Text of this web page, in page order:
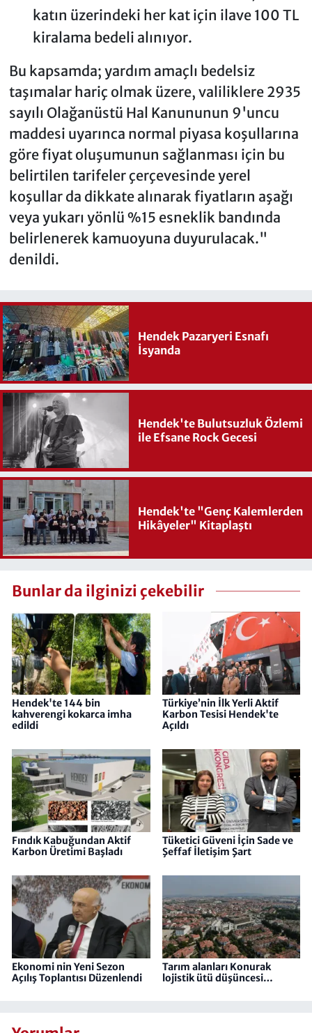
katın üzerindeki her kat için ilave 100 TL
kiralama bedeli alınıyor.
Bu kapsamda; yardım amaçlı bedelsiz
taşımalar hariç olmak üzere, valiliklere 2935
sayılı Olağanüstü Hal Kanununun 9'uncu
maddesi uyarınca normal piyasa koşullarına
göre fiyat oluşumunun sağlanması için bu
belirtilen tarifeler çerçevesinde yerel
koşullar da dikkate alınarak fiyatların aşağı
veya yukarı yönlü %15 esneklik bandında
belirlenerek kamuoyuna duyurulacak."
denildi.
Hendek Pazaryeri Esnafı
İsyanda
Hendek'te Bulutsuzluk Özlemi
ile Efsane Rock Gecesi
Hendek'te "Genç Kalemlerden
Hikâyeler" Kitaplaştı
Bunlar da ilginizi çekebilir
Hendek'te 144 bin
kahverengi kokarca imha
edildi
Türkiye’nin İlk Yerli Aktif
Karbon Tesisi Hendek'te
Açıldı
Fındık Kabuğundan Aktif
Karbon Üretimi Başladı
Tüketici Güveni İçin Sade ve
Şeffaf İletişim Şart
Ekonomi nin Yeni Sezon
Açılış Toplantısı Düzenlendi
Tarım alanları Konurak
lojistik ütü düşüncesi…